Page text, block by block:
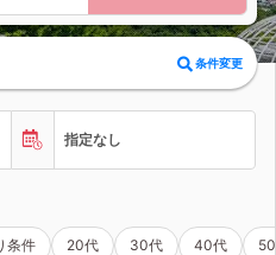
条件変更
指定なし
条件 20代 30代 40代